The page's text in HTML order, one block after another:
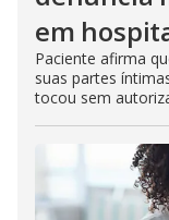
em
Paciente afirma
suas partes
tocou sem